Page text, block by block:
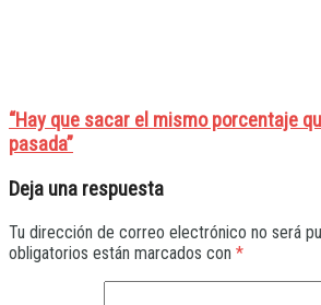
“Hay que sacar el mismo porcentaje
pasada”
Deja una respuesta
Tu dirección de correo electrónico no será
obligatorios están marcados con *